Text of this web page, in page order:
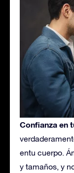
Confianza en
entu cuerpo.
y tamaños, y